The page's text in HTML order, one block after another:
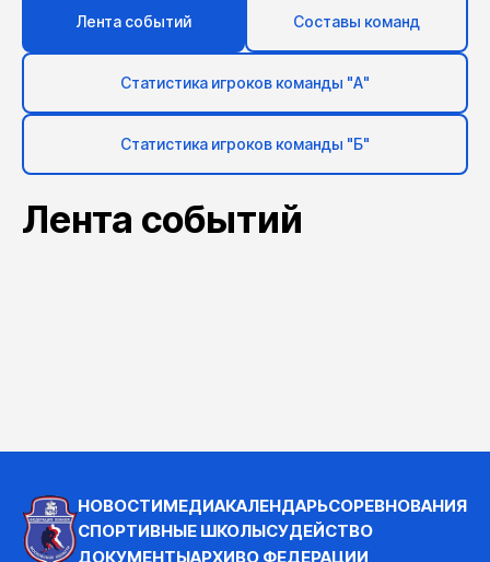
Лента событий Составы команд
Статистика игроков команды "А"
Статистика игроков команды "Б"
Лента событий
НОВОСТИМЕДИАКАЛЕНДАРЬСОРЕВНОВАНИЯ
СПОРТИВНЫЕ ШКОЛЫСУДЕЙСТВО
ДОКУМЕНТЫАРХИВО ФЕДЕРАЦИИ